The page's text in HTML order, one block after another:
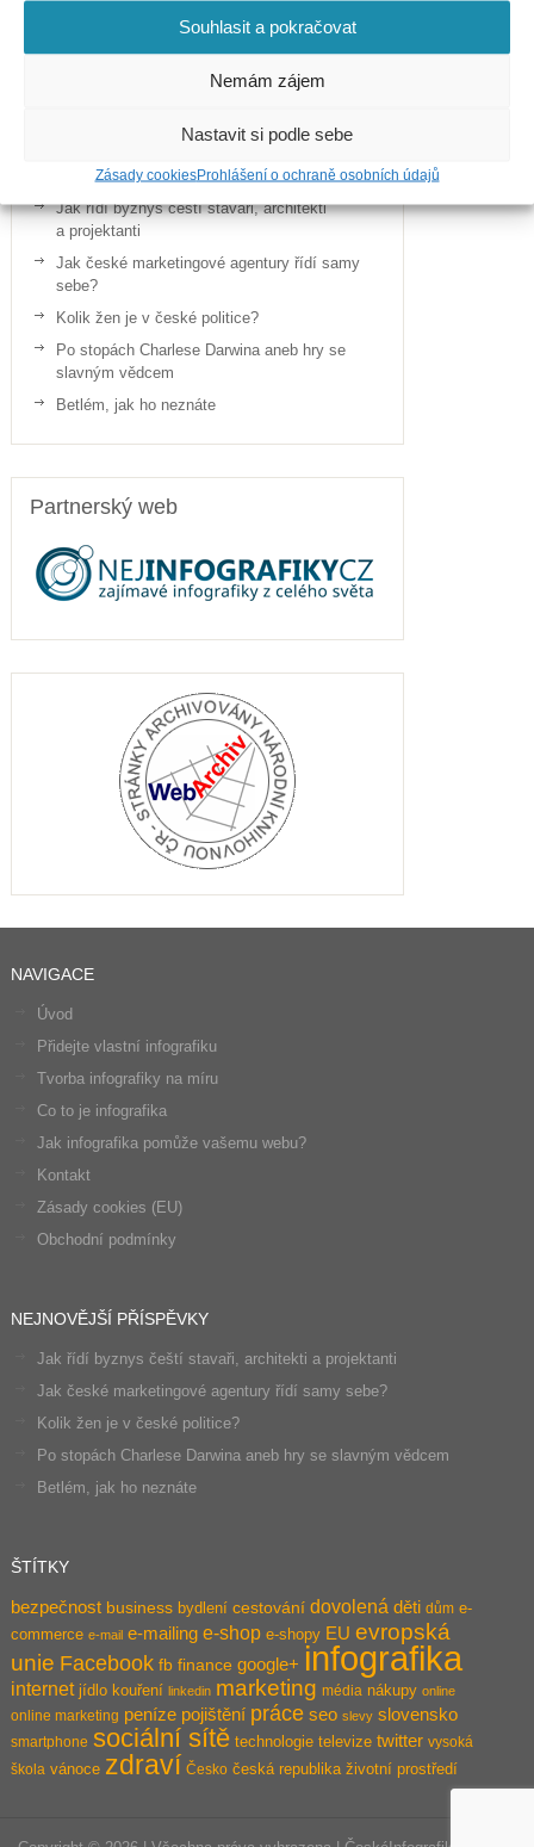
Souhlasit a pokračovat
Nemám zájem
Nastavit si podle sebe
Zásady cookiesProhlášení o ochraně osobních údajů
Nejnovější příspěvky
Jak řídí byznys čeští stavaři, architekti
a projektanti
Jak české marketingové agentury řídí samy
sebe?
Kolik žen je v české politice?
Po stopách Charlese Darwina aneb hry se
slavným vědcem
Betlém, jak ho neznáte
Partnerský web
NAVIGACE
Úvod
Přidejte vlastní infografiku
Tvorba infografiky na míru
Co to je infografika
Jak infografika pomůže vašemu webu?
Kontakt
Zásady cookies (EU)
Obchodní podmínky
NEJNOVĚJŠÍ PŘÍSPĚVKY
Jak řídí byznys čeští stavaři, architekti a projektanti
Jak české marketingové agentury řídí samy sebe?
Kolik žen je v české politice?
Po stopách Charlese Darwina aneb hry se slavným vědcem
Betlém, jak ho neznáte
ŠTÍTKY
bezpečnost business bydlení cestování dovolená děti dům e-
commerce e-mail e-mailing e-shop e-shopy EU evropská
unie Facebook fb finance google+ infografika
internet jídlo kouření linkedin marketing média nákupy online
online marketing peníze pojištění práce seo slevy slovensko
smartphone sociální sítě technologie televize twitter vysoká
škola vánoce zdraví Česko česká republika životní prostředí